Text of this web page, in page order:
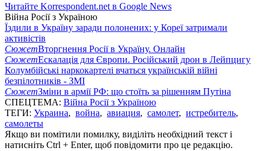
Читайте Korrespondent.net в Google News
Війна Росії з Україною
Їздили в Україну заради полонених: у Кореї затримали
активістів
СюжетВторгнення Росії в Україну. Онлайн
СюжетЕскалація для Європи. Російський дрон в Лейпцигу
Колумбійські наркокартелі вчаться українській війні
безпілотників - ЗМІ
СюжетЗміни в армії РФ: що стоїть за рішенням Путіна
СПЕЦТЕМА: Війна Росії з Україною
ТЕГИ: Украина, война, авиация, самолет, истребитель,
самолеты
Якщо ви помітили помилку, виділіть необхідний текст і
натисніть Ctrl + Enter, щоб повідомити про це редакцію.